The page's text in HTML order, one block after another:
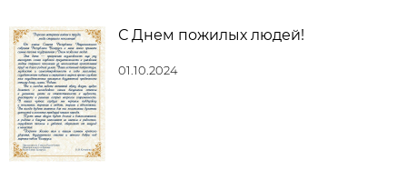
С Днем пожилых людей!
01.10.2024